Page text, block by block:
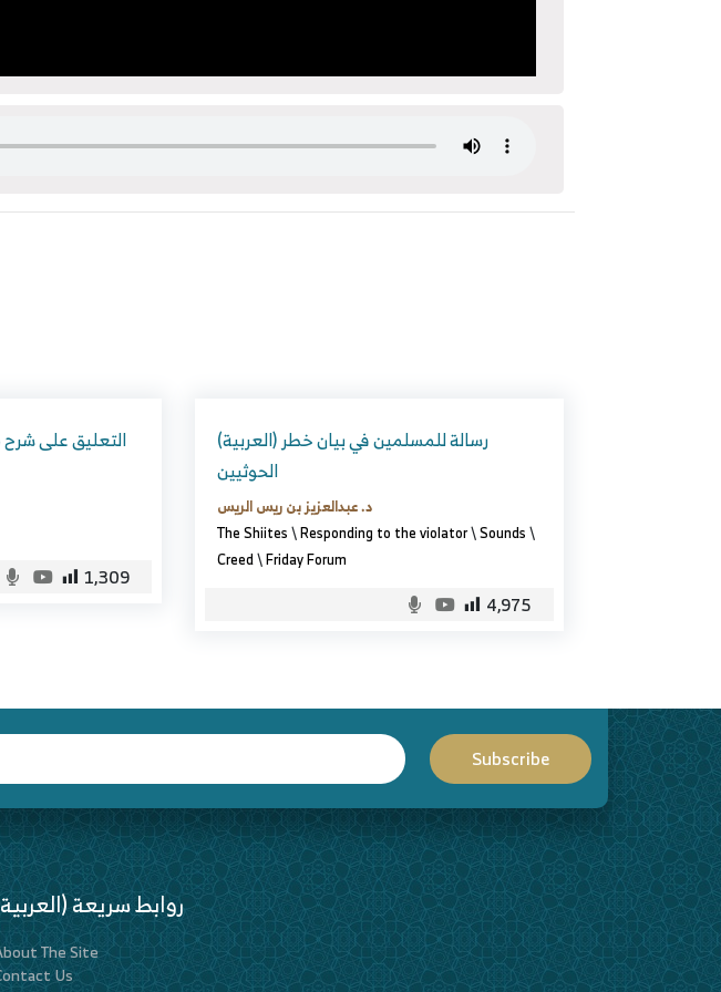
(العربية) التعليق
1,309
(العربية) رسالة للمسلمين في بيان خطر
الحوثيين
د. عبدالعزيز بن ريس الريس
The Shiites\Responding to the violator\Sounds\
Creed\Friday Forum
4,975
(العربية) روابط سريعة
The Site
Us